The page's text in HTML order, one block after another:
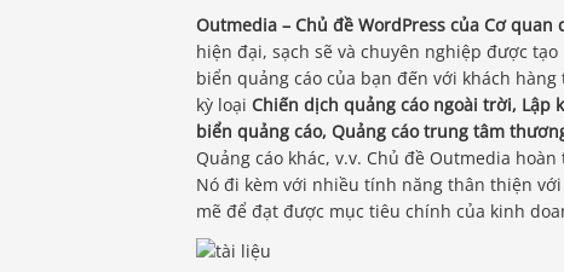
Outmedia – Chủ đề WordPress của Cơ
hiện đại, sạch sẽ và chuyên nghiệp được
biển quảng cáo của bạn đến với khách
kỳ loại Chiến dịch quảng cáo ngoài trời,
biển quảng cáo, Quảng cáo trung tâm
Quảng cáo khác, v.v. Chủ đề Outmedia
Nó đi kèm với nhiều tính năng thân thiện
mẽ để đạt được mục tiêu chính của kinh